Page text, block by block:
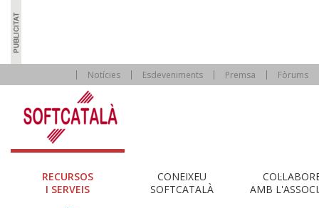
Notícies Esdeveniments Premsa Fòrums
RECURSOS
I SERVEIS
CONEIXEU
SOFTCATALÀ
AMB